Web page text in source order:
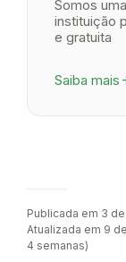
Somos uma
instituição
e gratuita
Saiba mais
Publicada em 3 de
Atualizada em 9
4 semanas)